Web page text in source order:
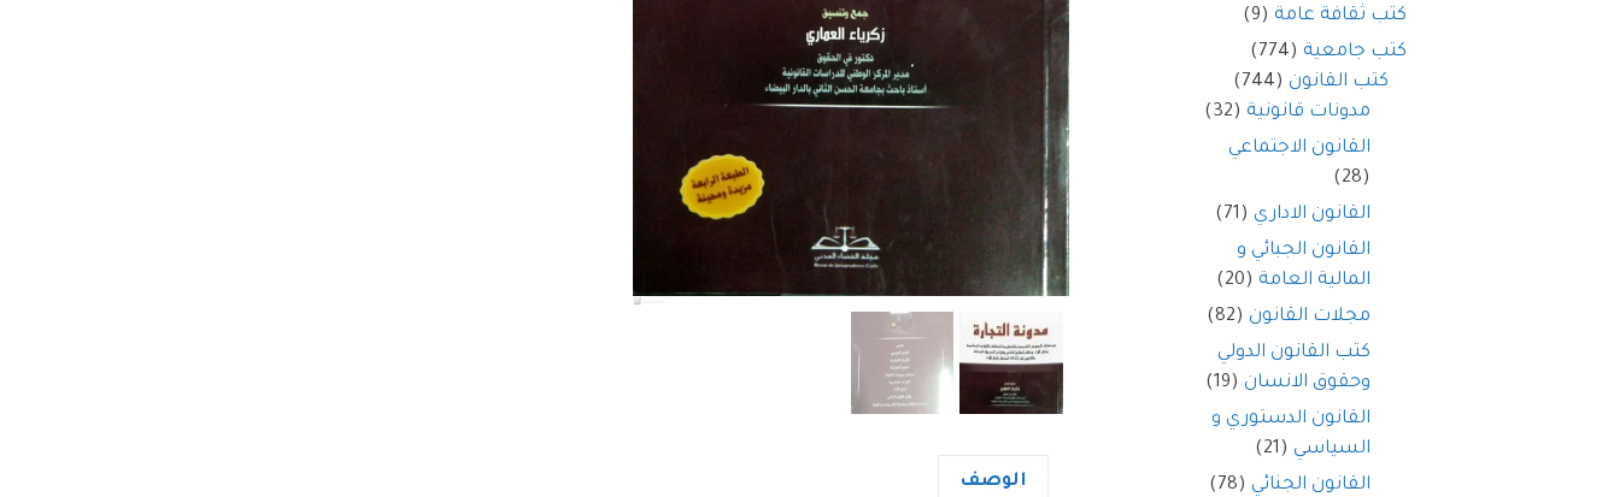
الوصف
كتب ثقافة عامة (9)
كتب جامعية (774)
كتب القانون (744)
مدونات قانونية (32)
القانون الاجتماعي
(28)
القانون الاداري (71)
القانون الجبائي و
المالية العامة (20)
مجلات القانون (82)
كتب القانون الدولي
وحقوق الانسان (19)
القانون الدستوري و
السياسي (21)
القانون الجنائي (78)